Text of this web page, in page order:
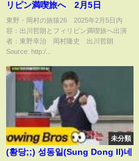
リピン満喫旅へ 2月5日
東野・岡村の旅猿26 2025年2月5日内
容：出川哲朗とフィリピン満喫旅へ出演
者：東野幸治 岡村隆史 出川哲朗
Source: http:/...
未分類
(황당;;) 성동일(Sung Dong Il)네